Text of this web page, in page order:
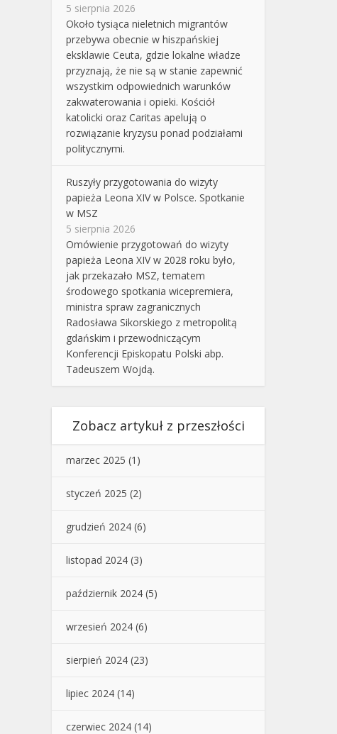
5 sierpnia 2026
Około tysiąca nieletnich migrantów
przebywa obecnie w hiszpańskiej
eksklawie Ceuta, gdzie lokalne władze
przyznają, że nie są w stanie zapewnić
wszystkim odpowiednich warunków
zakwaterowania i opieki. Kościół
katolicki oraz Caritas apelują o
rozwiązanie kryzysu ponad podziałami
politycznymi.
Ruszyły przygotowania do wizyty
papieża Leona XIV w Polsce. Spotkanie
w MSZ
5 sierpnia 2026
Omówienie przygotowań do wizyty
papieża Leona XIV w 2028 roku było,
jak przekazało MSZ, tematem
środowego spotkania wicepremiera,
ministra spraw zagranicznych
Radosława Sikorskiego z metropolitą
gdańskim i przewodniczącym
Konferencji Episkopatu Polski abp.
Tadeuszem Wojdą.
Zobacz artykuł z przeszłości
marzec 2025 (1)
styczeń 2025 (2)
grudzień 2024 (6)
listopad 2024 (3)
październik 2024 (5)
wrzesień 2024 (6)
sierpień 2024 (23)
lipiec 2024 (14)
czerwiec 2024 (14)